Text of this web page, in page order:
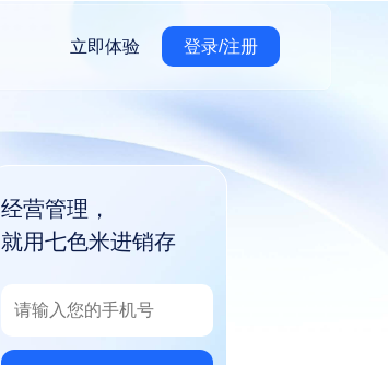
立即体验 登录/注册
经营管理，
就用七色米进销存